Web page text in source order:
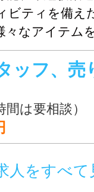
ビティを備え
なアイテム
か (^^♪
は要相談）
人をすべて